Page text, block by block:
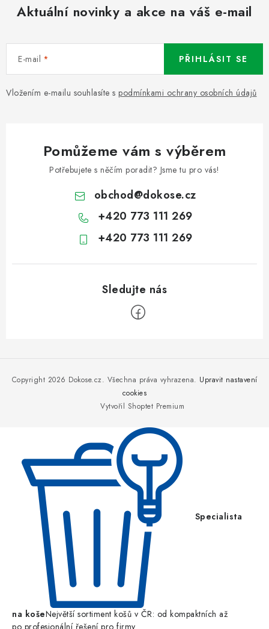
Aktuální novinky a akce na váš e-mail
E-mail
Vložením e-mailu souhlasíte s podmínkami ochrany osobních údajů
PŘIHLÁSIT SE
Pomůžeme vám s výběrem
Potřebujete s něčím poradit? Jsme tu pro vás!
obchod@dokose.cz
+420 773 111 269
+420 773 111 269
Vytvořil Shoptet Premium
Copyright 2026 Dokose.cz. Všechna práva vyhrazena. Upravit nastavení
cookies
Specialista
na košeNejvětší sortiment košů v ČR: od kompaktních až
po profesionální řešení pro firmy